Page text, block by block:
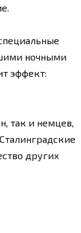
ночными
эффект:
так и немцев,
других